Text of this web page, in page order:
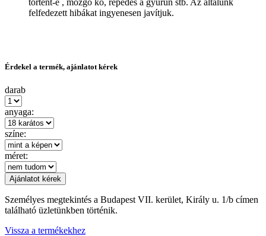
történt-e , mozgó kő, repedés a gyűrűn stb. Az általunk
felfedezett hibákat ingyenesen javítjuk.
Érdekel a termék, ajánlatot kérek
darab
anyaga:
színe:
méret:
Személyes megtekintés a Budapest VII. kerület, Király u. 1/b címen
található üzletünkben történik.
Vissza a termékekhez